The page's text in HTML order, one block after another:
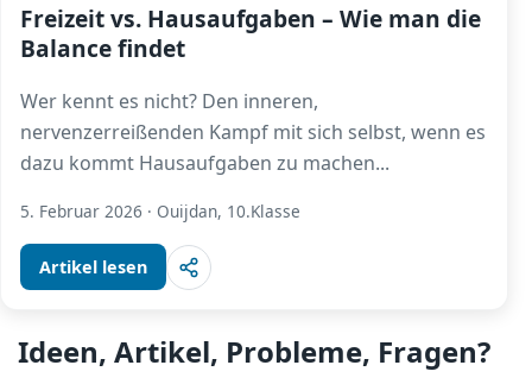
Freizeit vs. Hausaufgaben – Wie man die
Balance findet
Wer kennt es nicht? Den inneren,
nervenzerreißenden Kampf mit sich selbst, wenn es
dazu kommt Hausaufgaben zu machen...
5. Februar 2026 · Ouijdan, 10.Klasse
Artikel lesen
Ideen, Artikel, Probleme, Fragen?